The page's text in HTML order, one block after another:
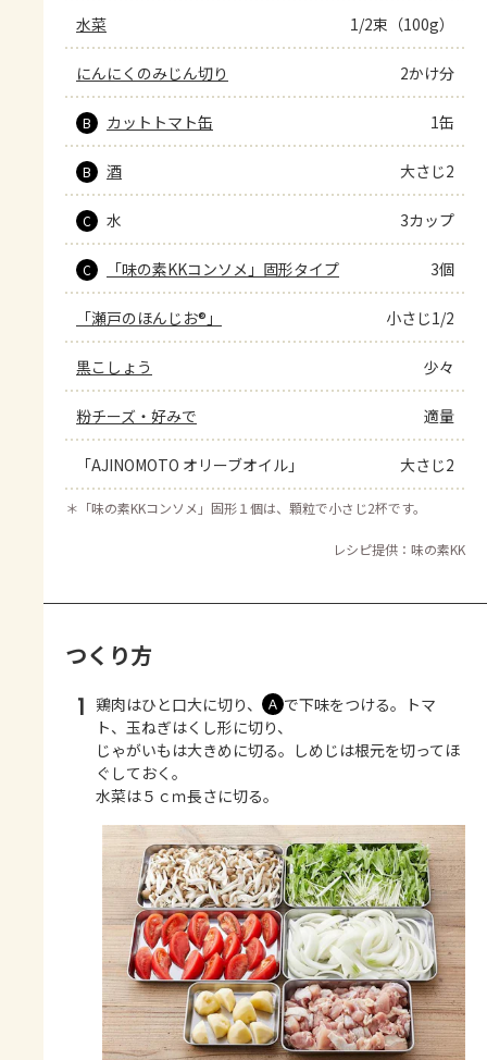
水菜 1/2束（100g）
にんにくのみじん切り 2かけ分
B カットトマト缶 1缶
B 酒 大さじ2
C 水 3カップ
C 「味の素KKコンソメ」固形タイプ 3個
「瀬戸のほんじお®」 小さじ1/2
黒こしょう 少々
粉チーズ・好みで 適量
「AJINOMOTO オリーブオイル」 大さじ2
＊ 「味の素KKコンソメ」固形１個は、顆粒で小さじ2杯です。
レシピ提供：味の素KK
つくり方
1 鶏肉はひと口大に切り、 Ａ で下味をつける。トマ
ト、玉ねぎはくし形に切り、
じゃがいもは大きめに切る。しめじは根元を切ってほ
ぐしておく。
水菜は５ｃｍ長さに切る。